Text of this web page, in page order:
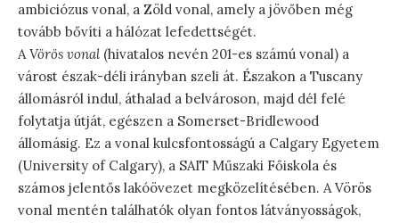
ambiciózus vonal, a Zöld vonal, amely a jövőben még
tovább bővíti a hálózat lefedettségét.
AVörös vonal (hivatalos nevén 201-es számú vonal) a
várost észak-déli irányban szeli át. Északon a Tuscany
állomásról indul, áthalad a belvároson, majd dél felé
folytatja útját, egészen a Somerset-Bridlewood
állomásig. Ez a vonal kulcsfontosságú a Calgary Egyetem
(University of Calgary), a SAIT Műszaki Főiskola és
számos jelentős lakóövezet megközelítésében. A Vörös
vonal mentén találhatók olyan fontos látványosságok,